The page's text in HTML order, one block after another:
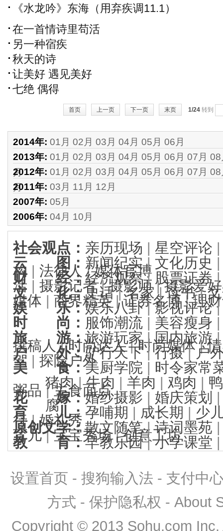
《水龙吟》东海（用弃疾调11.1）
在一首情诗里苟活
另一种宿疾
秋天的诗
让美好 遇见美好
七绝 偶得
首页 上一页 下一页 末页 1/24转到
2014年: 01月 02月 03月 04月 05月 06月
2013年: 01月 02月 03月 04月 05月 06月 07月 08
月
2012年: 01月 02月 03月 04月 05月 06月 07月 08
月
2011年: 03月 11月 12月
2007年: 05月
2006年: 04月 10月
社会观点 ： 亲历现场 | 星空评论
构 | 法律人 |媒体官博
云 图 ： 新闻纪实| 文化历史
活 | 摄影记者|摄影师|摄影爱
财 经：经济观察| 股票证券
媒体 | 商界精英|证券名博|理
文 化：史话|名家|读书|
娱 乐：娱乐八卦|影视评论
时 尚 ： 服饰潮流 | 美容瘦身
撰稿人 |时尚达人|时尚媒体|
旅 游：旅游玩家|国内旅游
驾 | 探险户外
户 外：驴行天下|行摄| 户
美 食：美厨学院 | 时令家常
粥品 |主食面点
猪肉|牛肉 | 羊肉 | 鸡肉 |
腐
花 嫁：婚纱摄影 | 婚庆策划
行|婚礼秀
育 儿： 孕哺期 | 成长期 | 少
育儿|宝宝秀场|创意工坊
原创文学：散文随笔|诗词墨苑
教 育：早教乐园|小学课堂
设置首页 - 搜狗输入法 - 支付中
方式 - 保护隐私权 - About
Copyright © 2013 Sohu.com